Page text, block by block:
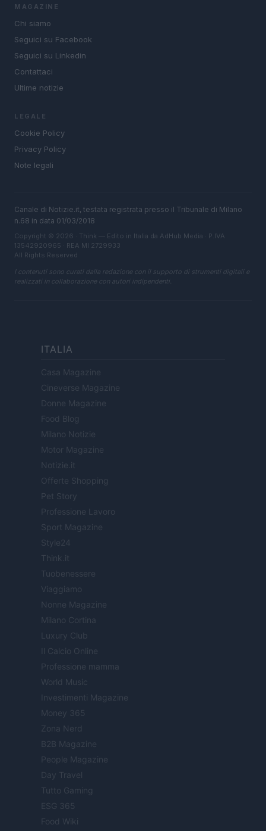
MAGAZINE
Chi siamo
Seguici su Facebook
Seguici su Linkedin
Contattaci
Ultime notizie
LEGALE
Cookie Policy
Privacy Policy
Note legali
Canale di Notizie.it, testata registrata presso il Tribunale di Milano
n.68 in data 01/03/2018
Copyright © 2026 · Think — Edito in Italia da AdHub Media · P.IVA
13542920965 · REA MI 2729933
All Rights Reserved
I contenuti sono curati dalla redazione con il supporto di strumenti digitali e
realizzati in collaborazione con autori indipendenti.
ITALIA
Casa Magazine
Cineverse Magazine
Donne Magazine
Food Blog
Milano Notizie
Motor Magazine
Notizie.it
Offerte Shopping
Pet Story
Professione Lavoro
Sport Magazine
Style24
Think.it
Tuobenessere
Viaggiamo
Nonne Magazine
Milano Cortina
Luxury Club
Il Calcio Online
Professione mamma
World Music
Investimenti Magazine
Money 365
Zona Nerd
B2B Magazine
People Magazine
Day Travel
Tutto Gaming
ESG 365
Food Wiki